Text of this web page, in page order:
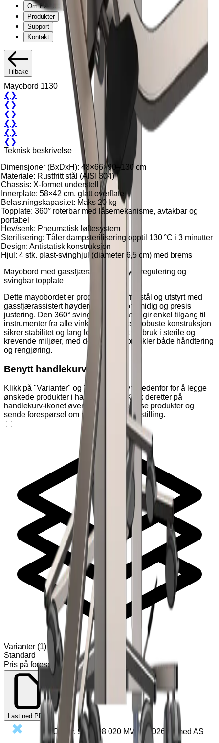
Om Exmed
Produkter
Support
Kontakt
Tilbake
Mayobord 1130
❮ ❯
❮ ❯
❮ ❯
❮ ❯
❮ ❯
❮ ❯
Teknisk beskrivelse
Dimensjoner (BxDxH): 48×66×90–130 cm
Materiale: Rustfritt stål (AISI 304)
Chassis: X-formet understell
Innerplate: 58×42 cm, glatt overflate
Belastningskapasitet: Maks 20 kg
Topplate: 360° roterbar med låsemekanisme, avtakbar og
portabel
Hev/senk: Pneumatisk løftesystem
Sterilisering: Tåler dampsterilisering opptil 130 °C i 3 minutter
Design: Antistatisk konstruksjon
Hjul: 4 stk. plast-svinghjul (diameter 6,5 cm) med brems
Mayobord med gassfjærassistert høyderegulering og
svingbar topplate
Dette mayobordet er produsert i rustfritt stål og utstyrt med
gassfjærassistert høyderegulering for smidig og presis
justering. Den 360° svingbare topplaten gir enkel tilgang til
instrumenter fra alle vinkler, og bordets robuste konstruksjon
sikrer stabilitet og lang levetid. Ideelt for bruk i sterile og
krevende miljøer, med design som forenkler både håndtering
og rengjøring.
Benytt handlekurven
Klikk på "Varianter" og "Tilleggsutstyr" nedenfor for å legge
ønskede produkter i handlekurven. Klikk deretter på
handlekurv-ikonet øverst på siden for å se produkter og
sende forespørsel om pristilbud eller bestilling.
Varianter (1)
Standard
Pris på forespørsel
Legg til
Last ned PDF
Org.nr. 931 098 020 MVA© 2026 Exmed AS